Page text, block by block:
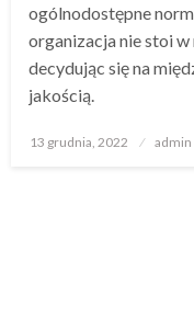
ogólnodostępne
organizacja nie stoi w
decydując się na
jakością.
Opublikowane
13 grudnia, 2022 admin